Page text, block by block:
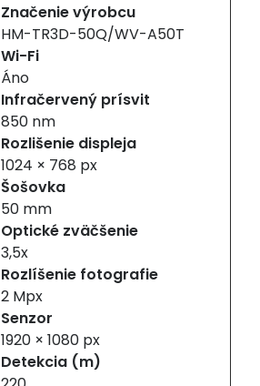
Značenie výrobcu
HM-TR3D-50Q/WV-A50T
Wi-Fi
Áno
Infračervený prísvit
850 nm
Rozlišenie displeja
1024 × 768 px
Šošovka
50 mm
Optické zväčšenie
3,5x
Rozlíšenie fotografie
2 Mpx
Senzor
1920 × 1080 px
Detekcia (m)